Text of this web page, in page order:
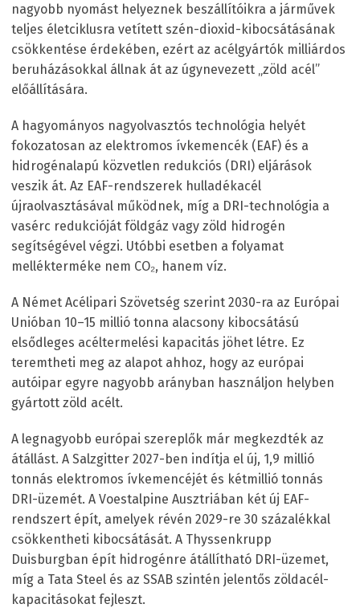
nagyobb nyomást helyeznek beszállítóikra a járművek
teljes életciklusra vetített szén-dioxid-kibocsátásának
csökkentése érdekében, ezért az acélgyártók milliárdos
beruházásokkal állnak át az úgynevezett „zöld acél”
előállítására.
A hagyományos nagyolvasztós technológia helyét
fokozatosan az elektromos ívkemencék (EAF) és a
hidrogénalapú közvetlen redukciós (DRI) eljárások
veszik át. Az EAF-rendszerek hulladékacél
újraolvasztásával működnek, míg a DRI-technológia a
vasérc redukcióját földgáz vagy zöld hidrogén
segítségével végzi. Utóbbi esetben a folyamat
mellékterméke nem CO₂, hanem víz.
A Német Acélipari Szövetség szerint 2030-ra az Európai
Unióban 10–15 millió tonna alacsony kibocsátású
elsődleges acéltermelési kapacitás jöhet létre. Ez
teremtheti meg az alapot ahhoz, hogy az európai
autóipar egyre nagyobb arányban használjon helyben
gyártott zöld acélt.
A legnagyobb európai szereplők már megkezdték az
átállást. A Salzgitter 2027-ben indítja el új, 1,9 millió
tonnás elektromos ívkemencéjét és kétmillió tonnás
DRI-üzemét. A Voestalpine Ausztriában két új EAF-
rendszert épít, amelyek révén 2029-re 30 százalékkal
csökkentheti kibocsátását. A Thyssenkrupp
Duisburgban épít hidrogénre átállítható DRI-üzemet,
míg a Tata Steel és az SSAB szintén jelentős zöldacél-
kapacitásokat fejleszt.